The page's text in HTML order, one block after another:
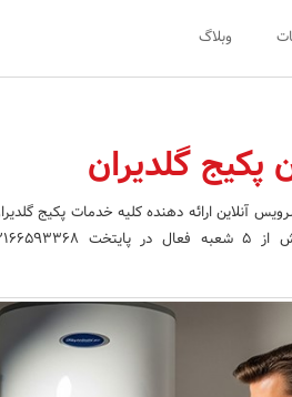
وبلاگ
گلدیران
آنلاین ارائه دهنده کلیه خدمات پکیج